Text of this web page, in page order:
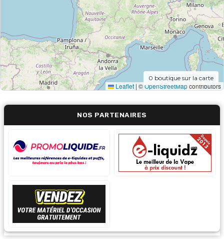
Leaflet | ©OpenStreetMapcontributors
0 boutique sur la carte
NOS PARTENAIRES